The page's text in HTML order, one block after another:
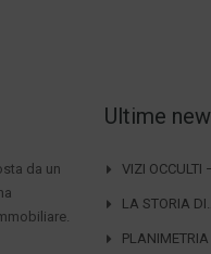
da un
Ultime
VIZI OCCULTI
LA STORIA